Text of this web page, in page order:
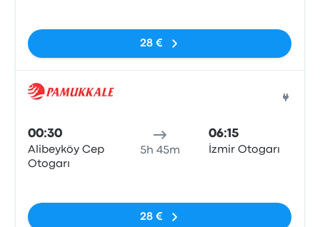
28 €
00:30
Alibeyköy Cep
Otogarı
5h 45m
06:15
İzmir Otogarı
28 €